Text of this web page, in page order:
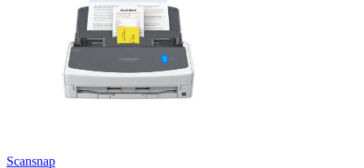
Scansnap